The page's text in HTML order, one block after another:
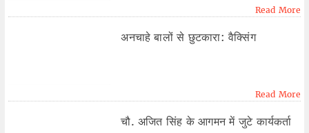
Read More
अनचाहे बालों से छुटकारा: वैक्सिंग
Read More
चौ. अजित सिंह के आगमन में जुटे कार्यकर्ता